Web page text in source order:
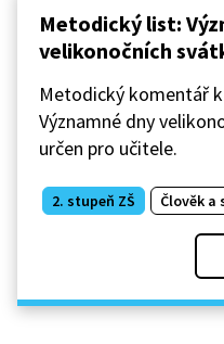
Metodický list:
velikonočních
Metodický komentář
Významné dny
určen pro učitele.
2. stupeň ZŠ Člověk a